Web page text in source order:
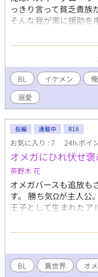
っきり言って貧乏貴族
そんな我が家に援助を
だ。その3男と双子の
ちろん父は承諾したの
BL イケメン
溺愛
長編 連載中 R18
お気に入り : 7 24h.ポイ
オメガにひれ伏せ
茶野木 花
オメガバースも追放
す。 勝ち気Ωが主人公
王子として生まれたア
明。 わずか０歳で王
の貧乏貴族であるアラ
たが持ち前のプライ
自適の生活かと思い
オメガ差別が激しいル
BL 異世界 オ